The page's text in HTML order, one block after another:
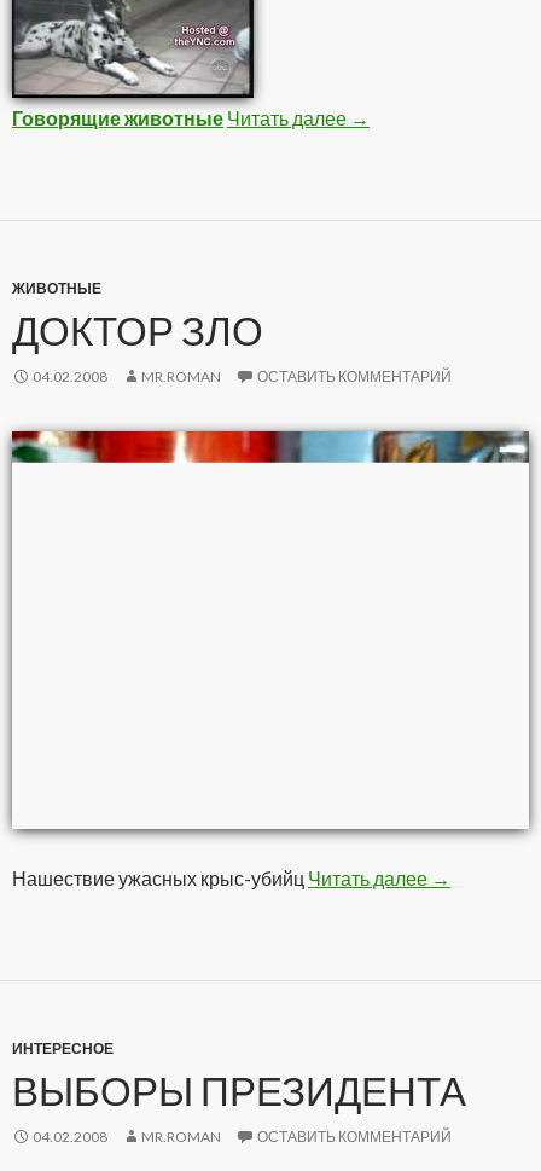
Говорящие животные Читать далее Животные
→
ЖИВОТНЫЕ
ДОКТОР ЗЛО
04.02.2008 MR.ROMAN ОСТАВИТЬ КОММЕНТАРИЙ
Нашествие ужасных крыс-убийц Читать далее Доктор Зло
→
ИНТЕРЕСНОЕ
ВЫБОРЫ ПРЕЗИДЕНТА
04.02.2008 MR.ROMAN ОСТАВИТЬ КОММЕНТАРИЙ